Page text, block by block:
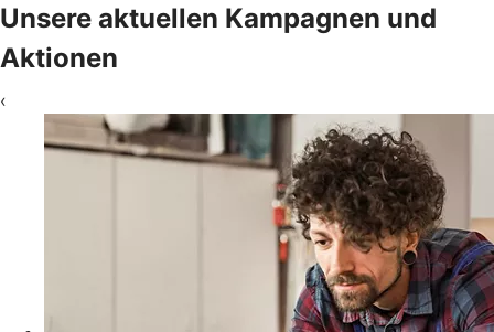
Unsere aktuellen Kampagnen und
Aktionen
‹